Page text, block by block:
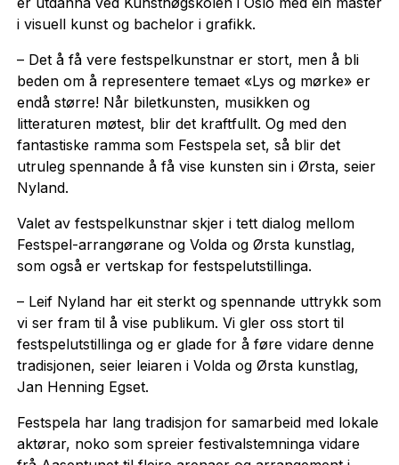
i visuell kunst og bachelor i grafikk.
– Det å få vere festspelkunstnar er stort, men å bli
beden om å representere temaet «Lys og mørke» er
endå større! Når biletkunsten, musikken og
litteraturen møtest, blir det kraftfullt. Og med den
fantastiske ramma som Festspela set, så blir det
utruleg spennande å få vise kunsten sin i Ørsta, seier
Nyland.
Valet av festspelkunstnar skjer i tett dialog mellom
Festspel-arrangørane og Volda og Ørsta kunstlag,
som også er vertskap for festspelutstillinga.
– Leif Nyland har eit sterkt og spennande uttrykk som
vi ser fram til å vise publikum. Vi gler oss stort til
festspelutstillinga og er glade for å føre vidare denne
tradisjonen, seier leiaren i Volda og Ørsta kunstlag,
Jan Henning Egset.
Festspela har lang tradisjon for samarbeid med lokale
aktørar, noko som spreier festivalstemninga vidare